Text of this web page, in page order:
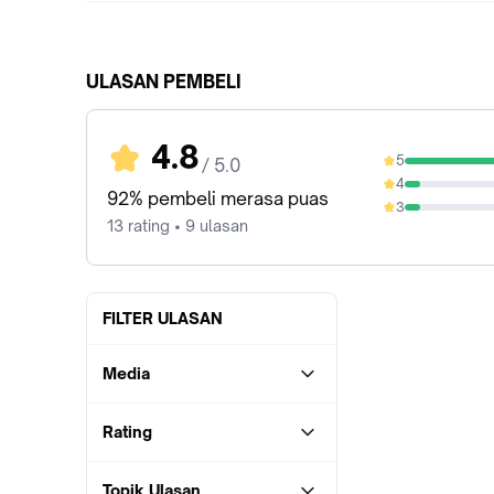
ULASAN PEMBELI
4.8 / 5.0
92% pembeli merasa puas
13 rating • 9 ulasan
5
84.62%
4
7.69%
3
7.69%
FILTER ULASAN
Media
Rating
Topik Ulasan